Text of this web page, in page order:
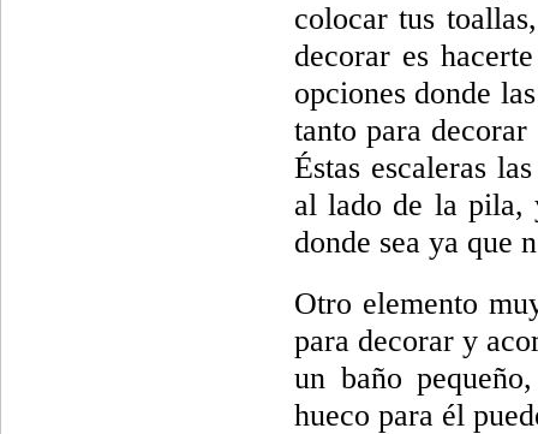
colocar tus
decorar es
opciones donde
tanto para decorar
Éstas escaleras
al lado de la pila,
donde sea ya que
Otro elemento
para decorar y
un baño
hueco para él